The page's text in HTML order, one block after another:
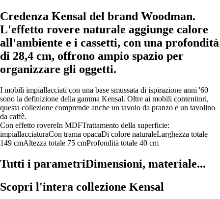
Credenza Kensal del brand Woodman.
L'effetto rovere naturale aggiunge calore
all'ambiente e i cassetti, con una profondità
di 28,4 cm, offrono ampio spazio per
organizzare gli oggetti.
I mobili impiallacciati con una base smussata di ispirazione anni '60
sono la definizione della gamma Kensal. Oltre ai mobili contenitori,
questa collezione comprende anche un tavolo da pranzo e un tavolino
da caffè.
Con effetto rovereIn MDFTrattamento della superficie:
impiallacciaturaCon trama opacaDi colore naturaleLarghezza totale
149 cmAltezza totale 75 cmProfondità totale 40 cm
Tutti i parametriDimensioni, materiale...
Scopri l'intera collezione Kensal